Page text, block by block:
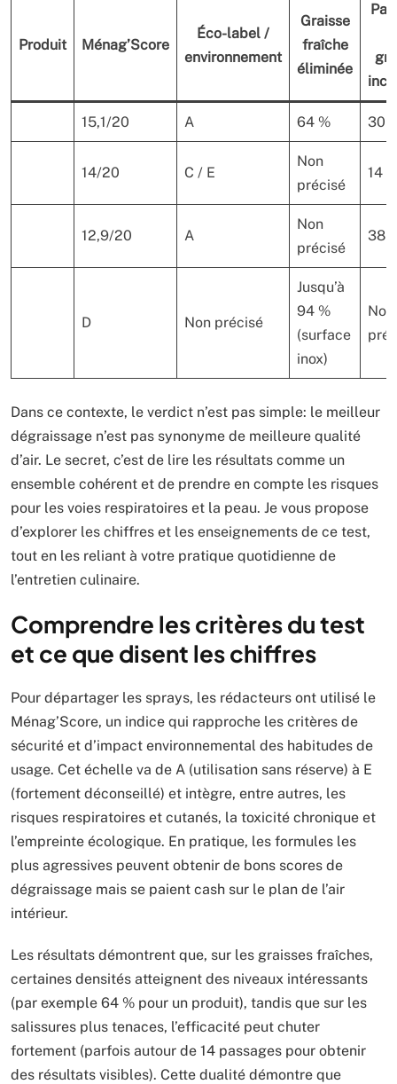
Produit Ménag’Score
Éco-label /
environnement
Graisse
fraîche
éliminée
15,1/20 A 64 % 30
14/20 C / E
Non
précisé
14
12,9/20 A
Non
précisé
38
D Non précisé
Jusqu’à
94 %
(surface
inox)
Non
Dans ce contexte, le verdict n’est pas simple: le meilleur
dégraissage n’est pas synonyme de meilleure qualité
d’air. Le secret, c’est de lire les résultats comme un
ensemble cohérent et de prendre en compte les risques
pour les voies respiratoires et la peau. Je vous propose
d’explorer les chiffres et les enseignements de ce test,
tout en les reliant à votre pratique quotidienne de
l’entretien culinaire.
Comprendre les critères du test
et ce que disent les chiffres
Pour départager les sprays, les rédacteurs ont utilisé le
Ménag’Score, un indice qui rapproche les critères de
sécurité et d’impact environnemental des habitudes de
usage. Cet échelle va de A (utilisation sans réserve) à E
(fortement déconseillé) et intègre, entre autres, les
risques respiratoires et cutanés, la toxicité chronique et
l’empreinte écologique. En pratique, les formules les
plus agressives peuvent obtenir de bons scores de
dégraissage mais se paient cash sur le plan de l’air
intérieur.
Les résultats démontrent que, sur les graisses fraîches,
certaines densités atteignent des niveaux intéressants
(par exemple 64 % pour un produit), tandis que sur les
salissures plus tenaces, l’efficacité peut chuter
fortement (parfois autour de 14 passages pour obtenir
des résultats visibles). Cette dualité démontre que